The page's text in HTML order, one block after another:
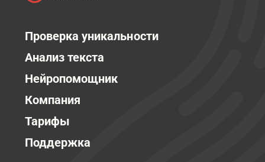
Проверка уникальности
Анализ текста
Нейропомощник
Компания
Тарифы
Поддержка